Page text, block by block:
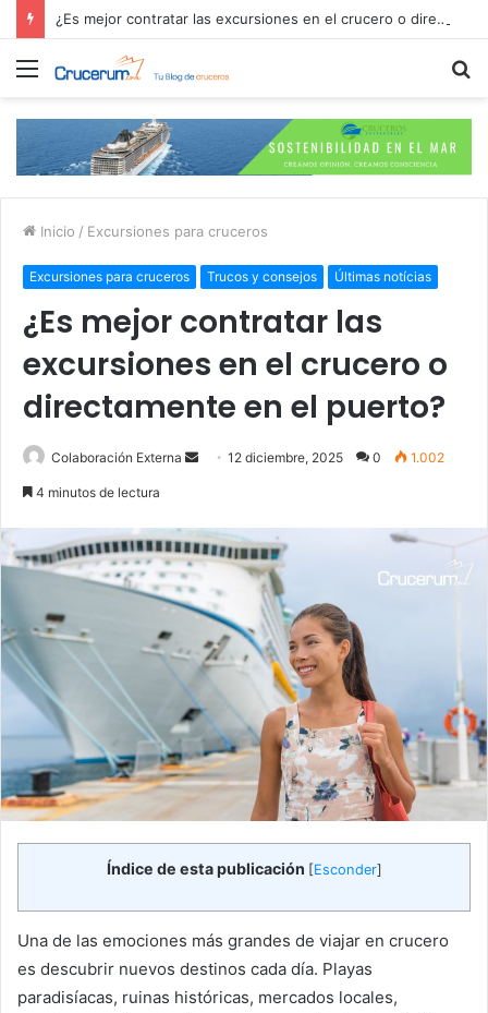
¿Es mejor contratar las excursiones en el crucero o directamente en el puerto?
Menú
Inicio / Excursiones para cruceros
Excursiones para cruceros Trucos y consejos Últimas notícias
¿Es mejor contratar las
excursiones en el crucero o
directamente en el puerto?
Colaboración Externa
Send12 diciembre, 2025 0 1.002
4 minutos de lectura
Índice de esta publicación [Esconder]
Una de las emociones más grandes de viajar en crucero
es descubrir nuevos destinos cada día. Playas
paradisíacas, ruinas históricas, mercados locales,